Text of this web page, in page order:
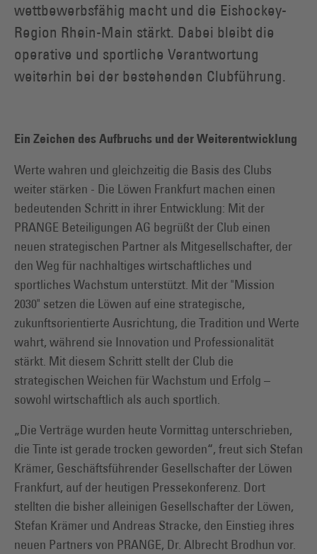
wettbewerbsfähig macht und die Eishockey-
Region Rhein-Main stärkt. Dabei bleibt die
operative und sportliche Verantwortung
weiterhin bei der bestehenden Clubführung.
Ein Zeichen des Aufbruchs und der Weiterentwicklung
Werte wahren und gleichzeitig die Basis des Clubs
weiter stärken - Die Löwen Frankfurt machen einen
bedeutenden Schritt in ihrer Entwicklung: Mit der
PRANGE Beteiligungen AG begrüßt der Club einen
neuen strategischen Partner als Mitgesellschafter, der
den Weg für nachhaltiges wirtschaftliches und
sportliches Wachstum unterstützt. Mit der "Mission
2030" setzen die Löwen auf eine strategische,
zukunftsorientierte Ausrichtung, die Tradition und Werte
wahrt, während sie Innovation und Professionalität
stärkt. Mit diesem Schritt stellt der Club die
strategischen Weichen für Wachstum und Erfolg –
sowohl wirtschaftlich als auch sportlich.
„Die Verträge wurden heute Vormittag unterschrieben,
die Tinte ist gerade trocken geworden“, freut sich Stefan
Krämer, Geschäftsführender Gesellschafter der Löwen
Frankfurt, auf der heutigen Pressekonferenz. Dort
stellten die bisher alleinigen Gesellschafter der Löwen,
Stefan Krämer und Andreas Stracke, den Einstieg ihres
neuen Partners von PRANGE, Dr. Albrecht Brodhun vor.